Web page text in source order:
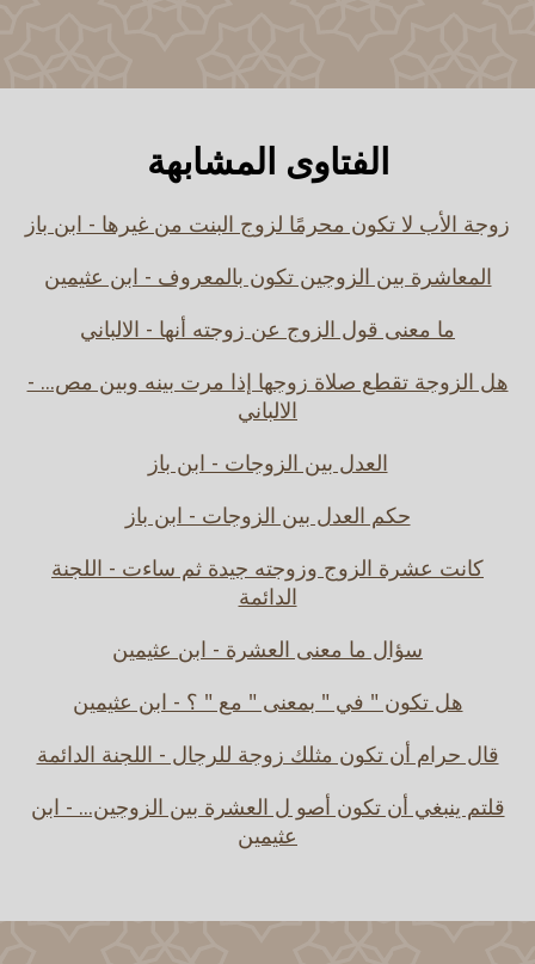
الفتاوى المشابهة
زوجة الأب لا تكون محرمًا لزوج البنت من غيرها - ابن باز
المعاشرة بين الزوجين تكون بالمعروف - ابن عثيمين
ما معنى قول الزوج عن زوجته أنها - الالباني
هل الزوجة تقطع صلاة زوجها إذا مرت بينه وبين مص... -
الالباني
العدل بين الزوجات - ابن باز
حكم العدل بين الزوجات - ابن باز
كانت عشرة الزوج وزوجته جيدة ثم ساءت - اللجنة
الدائمة
سؤال ما معنى العشرة - ابن عثيمين
هل تكون " في " بمعنى " مع " ؟ - ابن عثيمين
قال حرام أن تكون مثلك زوجة للرجال - اللجنة الدائمة
قلتم ينبغي أن تكون أصو ل العشرة بين الزوجين... - ابن
عثيمين